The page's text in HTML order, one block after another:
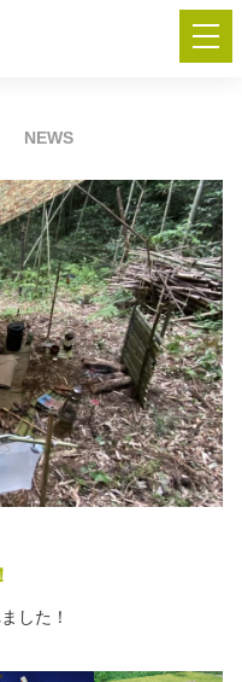
2026 ―
プ
場を探す
新着情報
春夏キャンプ
川辺キャンプ
NEWS
した！